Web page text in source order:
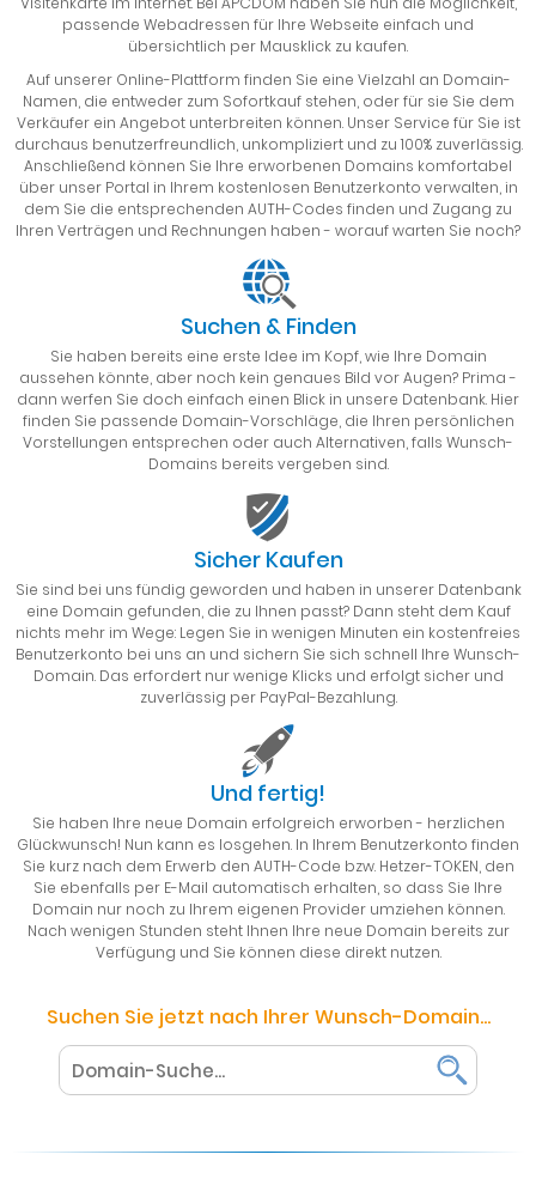
passende Webadressen für Ihre Webseite einfach und
übersichtlich per Mausklick zu kaufen.
Auf unserer Online-Plattform finden Sie eine Vielzahl an Domain-
Namen, die entweder zum Sofortkauf stehen, oder für sie Sie dem
Verkäufer ein Angebot unterbreiten können. Unser Service für Sie ist
durchaus benutzerfreundlich, unkompliziert und zu 100% zuverlässig.
Anschließend können Sie Ihre erworbenen Domains komfortabel
über unser Portal in Ihrem kostenlosen Benutzerkonto verwalten, in
dem Sie die entsprechenden AUTH-Codes finden und Zugang zu
Ihren Verträgen und Rechnungen haben - worauf warten Sie noch?
Suchen & Finden
Sie haben bereits eine erste Idee im Kopf, wie Ihre Domain
aussehen könnte, aber noch kein genaues Bild vor Augen? Prima -
dann werfen Sie doch einfach einen Blick in unsere Datenbank. Hier
finden Sie passende Domain-Vorschläge, die Ihren persönlichen
Vorstellungen entsprechen oder auch Alternativen, falls Wunsch-
Domains bereits vergeben sind.
Sicher Kaufen
Sie sind bei uns fündig geworden und haben in unserer Datenbank
eine Domain gefunden, die zu Ihnen passt? Dann steht dem Kauf
nichts mehr im Wege: Legen Sie in wenigen Minuten ein kostenfreies
Benutzerkonto bei uns an und sichern Sie sich schnell Ihre Wunsch-
Domain. Das erfordert nur wenige Klicks und erfolgt sicher und
zuverlässig per PayPal-Bezahlung.
Und fertig!
Sie haben Ihre neue Domain erfolgreich erworben - herzlichen
Glückwunsch! Nun kann es losgehen. In Ihrem Benutzerkonto finden
Sie kurz nach dem Erwerb den AUTH-Code bzw. Hetzer-TOKEN, den
Sie ebenfalls per E-Mail automatisch erhalten, so dass Sie Ihre
Domain nur noch zu Ihrem eigenen Provider umziehen können.
Nach wenigen Stunden steht Ihnen Ihre neue Domain bereits zur
Verfügung und Sie können diese direkt nutzen.
Suchen Sie jetzt nach Ihrer Wunsch-Domain...